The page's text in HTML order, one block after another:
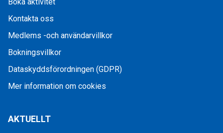
Kontakta oss
Medlems -och användarvillkor
Bokningsvillkor
Dataskyddsförordningen (GDPR)
Mer information om cookies
AKTUELLT